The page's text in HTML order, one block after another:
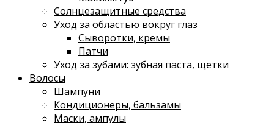
Солнцезащитные средства
Уход за областью вокруг глаз
Сыворотки, кремы
Патчи
Уход за зубами: зубная паста, щетки
Волосы
Шампуни
Кондиционеры, бальзамы
Маски, ампулы